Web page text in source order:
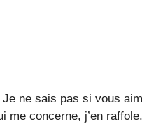
ne sais pas si vous
me concerne, j’en raffole.